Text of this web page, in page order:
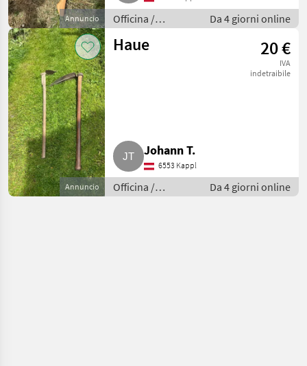
Annuncio
Officina /
Attrezzeria
Da 4 giorni online
Annuncio
Haue 20 €
IVA
indetraibile
Johann T.
6553 Kappl
Officina /
Attrezzeria
Da 4 giorni online